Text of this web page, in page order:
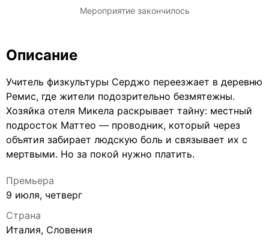
Мероприятие закончилось
Описание
Учитель физкультуры Серджо переезжает в деревню
Ремис, где жители подозрительно безмятежны.
Хозяйка отеля Микела раскрывает тайну: местный
подросток Маттео — проводник, который через
объятия забирает людскую боль и связывает их с
мертвыми. Но за покой нужно платить.
Премьера
9 июля, четверг
Страна
Италия, Словения